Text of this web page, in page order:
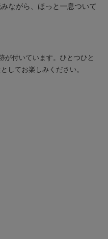
ながら、ほっと一息ついて
が付いています。ひとつひと
してお楽しみください。